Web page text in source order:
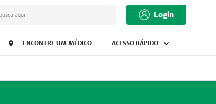
aqui Login
ENCONTRE UM MÉDICO ACESSO RÁPIDO